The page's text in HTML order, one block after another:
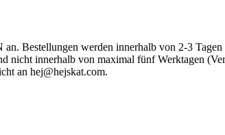
Bestellungen werden innerhalb von 2-3
nicht innerhalb von maximal fünf Werktagen
an hej@hejskat.com.